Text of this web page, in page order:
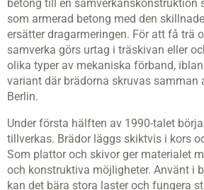
betong till en samverkanskonstruktion
som armerad betong med den
ersätter dragarmeringen. För att få trä
samverka görs urtag i träskivan eller
olika typer av mekaniska förband,
variant där brädorna skruvas samman
Berlin.
Under första hälften av 1990-talet
tillverkas. Brädor läggs skiktvis i kors
Som plattor och skivor ger materialet
och konstruktiva möjligheter. Använt i
kan det bära stora laster och fungera